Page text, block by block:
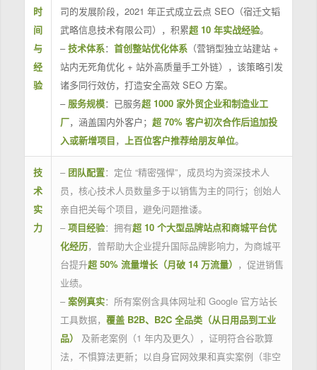
时
间
与
经
验
司的发展阶段，2021 年正式成立云点 SEO（宿迁文韬
武略信息技术有限公司），积累超 10 年实战经验。
–技术体系： 首创整站优化体系（营销型独立站建站 +
站内无死角优化 + 站外高质量手工外链），该策略引发
诸多同行效仿，打造安全高效 SEO 方案。
– 服务规模：已服务超 1000 家外贸企业和制造业工
厂，涵盖国内外客户； 超 70% 客户初次合作后追加投
入或新增项目， 上百位客户推荐给朋友单位。
技
术
实
力
– 团队配置：定位 “精密强悍”，成员均为资深技术人
员，核心技术人员数量多于以销售为主的同行；创始人
亲自把关每个项目，避免问题推诿。
– 项目经验：拥有超 10 个大型品牌站点和商城平台优
化经历，曾帮助大企业提升国际品牌影响力，为商城平
台提升超 50% 流量增长（月破 14 万流量） ，促进销售
业绩。
– 案例真实：所有案例含具体网址和 Google 官方站长
工具数据， 覆盖 B2B、B2C 全品类（从日用品到工业
品）
及新老案例（1 年内及更久），证明符合谷歌算
法，不惧算法更新；以自身官网效果和真实案例（非空